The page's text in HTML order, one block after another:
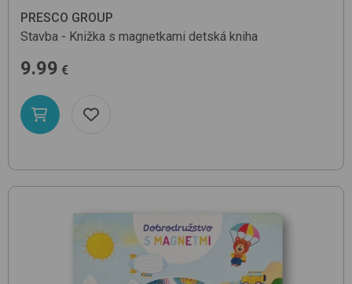
PRESCO GROUP
Stavba - Knižka s magnetkami detská kniha
9.99 €